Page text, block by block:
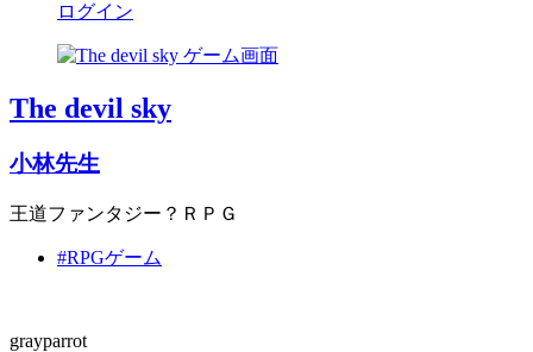
ログイン
The devil sky
小林先生
王道ファンタジー？ＲＰＧ
#RPGゲーム
grayparrot